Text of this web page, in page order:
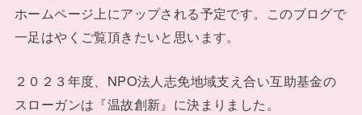
ホームページ上にアップされる予定です。このブログで
一足はやくご覧頂きたいと思います。
２０２３年度、NPO法人志免地域支え合い互助基金の
スローガンは『温故創新』に決まりました。